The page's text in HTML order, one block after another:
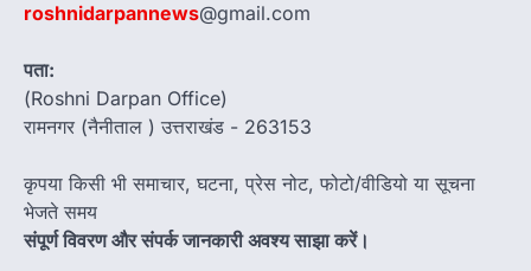
roshnidarpannews@gmail.com
पता:
(Roshni Darpan Office)
रामनगर (नैनीताल ) उत्तराखंड - 263153
कृपया किसी भी समाचार, घटना, प्रेस नोट, फोटो/वीडियो या सूचना
भेजते समय
संपूर्ण विवरण और संपर्क जानकारी अवश्य साझा करें।